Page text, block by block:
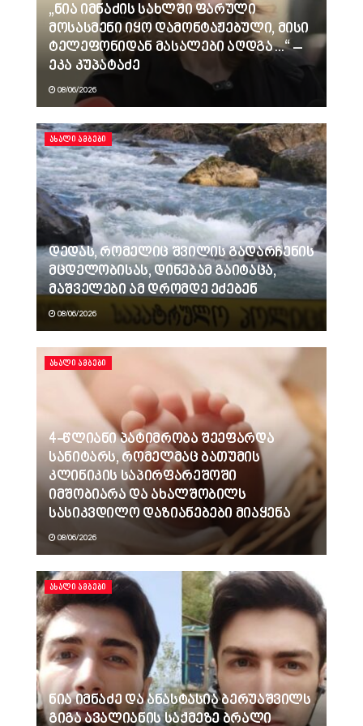
„ნია იმნაძის სახლში ფარული
მოსასმენი იყო დამონტაჟებული, მისი
ტელეფონიდან მასალები აღდგა…“ –
ეკა კუპატაძე
08/06/2026
ᲐᲮᲐᲚᲘ ᲐᲛᲑᲔᲑᲘ
დედას, რომელიც შვილის გადარჩენის
მცდელობისას, დინებამ გაიტაცა,
მაშველები ამ დრომდე ეძებენ
08/06/2026
ᲐᲮᲐᲚᲘ ᲐᲛᲑᲔᲑᲘ
4-წლიანი პატიმრობა შეეფარდა
სანიტარს, რომელმაც ბათუმის
კლინიკის საპირფარეშოში
იმშობიარა და ახალშობილს
სასიკვდილო დაზიანებები მიაყენა
08/06/2026
ᲐᲮᲐᲚᲘ ᲐᲛᲑᲔᲑᲘ
ნია იმნაძე და ანასტასია ბერუაშვილს
გიგა ავალიანის საქმეზე ბრალი